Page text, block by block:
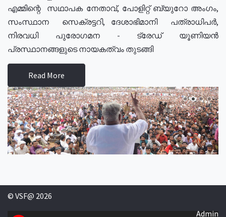
എമ്മിന്റെ സഥാപക നേതാവ്, പോളിറ്റ് ബ്യുറോ അംഗം,
സംസ്ഥാന സെക്രട്ടറി, ദേശാഭിമാനി പത്രാധിപർ,
നിരവധി പുരോഗമന - ട്രേഡ് യൂണിയൻ
പ്രസ്ഥാനങ്ങളുടെ നായകത്വം തുടങ്ങി
Read More
© VSF@ 2026
Admin